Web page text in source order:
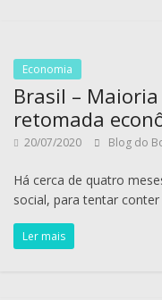
Economia
Brasil –
retomada
20/07/2020 Blog do
Há cerca de quatro
social, para tentar conter
Ler mais